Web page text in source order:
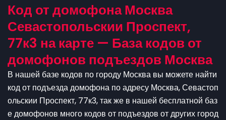
Код от домофона Москва
Севастопольскии Проспект,
77к3 на карте — База кодов от
домофонов подъездов Москва
В нашей базе кодов по городу Москва вы можете найти
код от подъезда домофона по адресу Москва, Севастоп
ольскии Проспект, 77к3, так же в нашей бесплатной баз
е домофонов много кодов от подъездов от других город